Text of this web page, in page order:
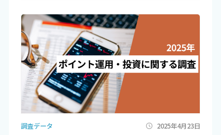
調査データ 2025年4月23日